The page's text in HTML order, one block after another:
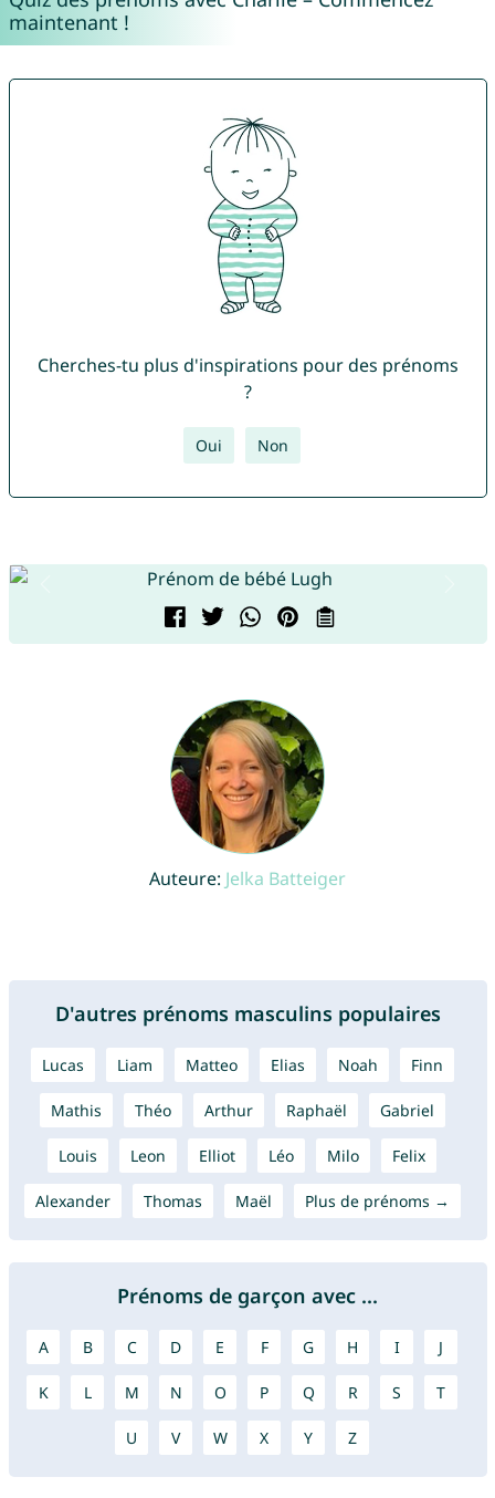
maintenant !
Cherches-tu plus d'inspirations pour des prénoms
?
Oui Non
Auteure: Jelka Batteiger
D'autres prénoms masculins populaires
Lucas Liam Matteo Elias Noah Finn
Mathis Théo Arthur Raphaël Gabriel
Louis Leon Elliot Léo Milo Felix
Alexander Thomas Maël Plus de prénoms →
Prénoms de garçon avec ...
A B C D E F G H I J
K L M N O P Q R S T
U V W X Y Z